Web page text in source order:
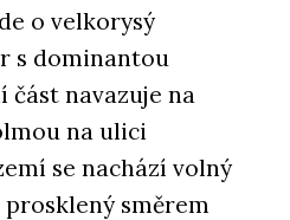
o velkorysý
s dominantou
část navazuje na
na ulici
se nachází volný
směrem